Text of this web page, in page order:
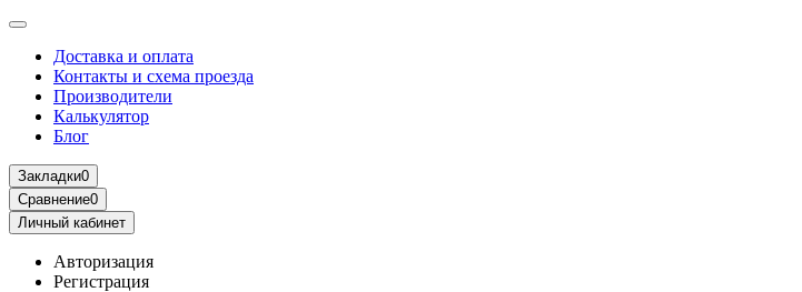
Доставка и оплата
Контакты и схема проезда
Производители
Калькулятор
Блог
Закладки0
Сравнение0
Личный кабинет
Авторизация
Регистрация